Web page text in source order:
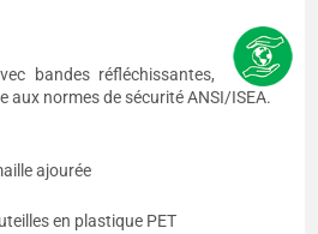
bandes réfléchissantes,
aux normes de sécurité ANSI/ISEA.
ajourée
en plastique PET